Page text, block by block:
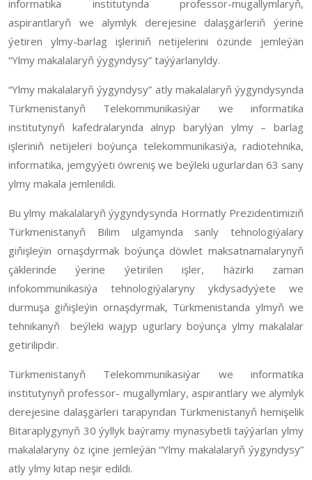
informatika institutynda professor-mugallymlaryň,
aspirantlaryň we alymlyk derejesine dalaşgärleriň ýerine
ýetiren ylmy-barlag işleriniň netijelerini özünde jemleýän
“Ylmy makalalaryň ýygyndysy” taýýarlanyldy.
“Ylmy makalalaryň ýygyndysy” atly makalalaryň ýygyndysynda
Türkmenistanyň Telekommunikasiýar we informatika
institutynyň kafedralarynda alnyp barylýan ylmy – barlag
işleriniň netijeleri boýunça telekommunikasiýa, radiotehnika,
informatika, jemgyýeti öwreniş we beýleki ugurlardan 63 sany
ylmy makala jemlenildi.
Bu ylmy makalalaryň ýygyndysynda Hormatly Prezidentimiziň
Türkmenistanyň Bilim ulgamynda sanly tehnologiýalary
giňişleýin ornaşdyrmak boýunça döwlet maksatnamalarynyň
çäklerinde ýerine ýetirilen işler, häzirki zaman
infokommunikasiýa tehnologiýalaryny ykdysadyýete we
durmuşa giňişleýin ornaşdyrmak, Türkmenistanda ylmyň we
tehnikanyň beýleki wajyp ugurlary boýunça ylmy makalalar
getirilipdir.
Türkmenistanyň Telekommunikasiýar we informatika
institutynyň professor- mugallymlary, aspirantlary we alymlyk
derejesine dalaşgärleri tarapyndan Türkmenistanyň hemişelik
Bitaraplygynyň 30 ýyllyk baýramy mynasybetli taýýarlan ylmy
makalalaryny öz içine jemleýän “Ylmy makalalaryň ýygyndysy”
atly ylmy kitap neşir edildi.